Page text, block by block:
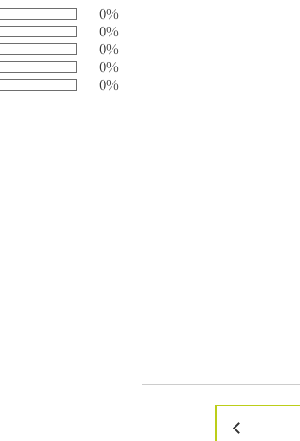
0%
0%
0%
0%
0%